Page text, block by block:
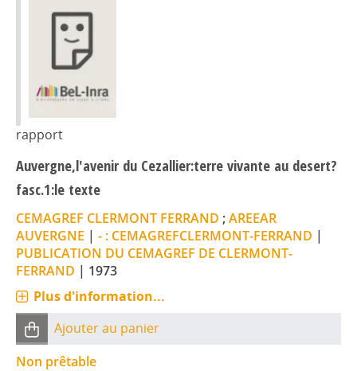
rapport
Auvergne,l'avenir du Cezallier:terre vivante au desert?
fasc.1:le texte
CEMAGREF CLERMONT FERRAND ;AREEAR
AUVERGNE | - : CEMAGREFCLERMONT-FERRAND |
PUBLICATION DU CEMAGREF DE CLERMONT-
FERRAND | 1973
Plus d'information...
Ajouter au panier
Non prêtable